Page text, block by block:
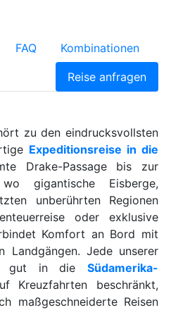
FAQ Kombinationen
Reise anfragen
zu den eindrucksvollsten
Expeditionsreise in die
Drake-Passage bis zur
gigantische Eisberge,
unberührten Regionen
oder exklusive
Komfort an Bord mit
Landgängen. Jede unserer
gut in die Südamerika-
beschränkt,
maßgeschneiderte Reisen